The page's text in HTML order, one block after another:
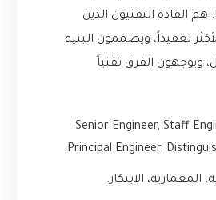
هم القادة التقنيون الذين
تعقيداً، ويصممون البنية
ويوجهون الفرق تقنياً
Senior Engineer, Staff
Principal Engineer,
المعمارية، الابتكار.